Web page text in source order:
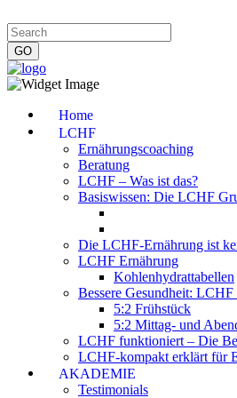
Home
LCHF
Ernährungscoaching
Beratung
LCHF – Was ist das?
Basiswissen: Die LCHF
Die LCHF-Ernährung ist
LCHF Ernährung
Kohlenhydrattabellen
Bessere Gesundheit: LCHF
5:2 Frühstück
5:2 Mittag- und
LCHF funktioniert – Die
LCHF-kompakt erklärt für
AKADEMIE
Testimonials